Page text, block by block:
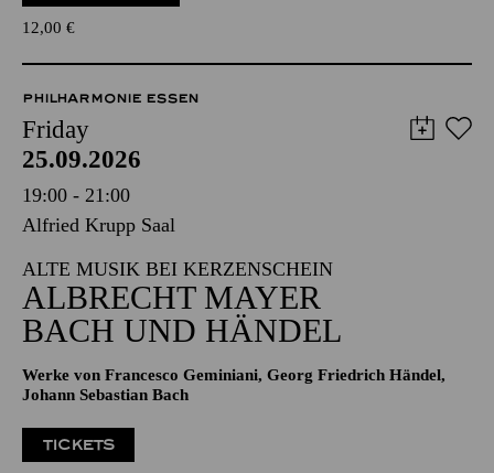
12,00 €
PHILHARMONIE ESSEN
Friday
25.09.2026
19:00 - 21:00
Alfried Krupp Saal
ALTE MUSIK BEI KERZENSCHEIN
ALBRECHT MAYER
BACH UND HÄNDEL
Werke von Francesco Geminiani, Georg Friedrich Händel,
Johann Sebastian Bach
TICKETS